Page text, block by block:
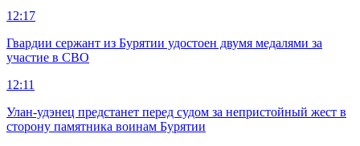
12:17
Гвардии сержант из Бурятии удостоен двумя медалями за
участие в СВО
12:11
Улан-удэнец предстанет перед судом за непристойный жест в
сторону памятника воинам Бурятии